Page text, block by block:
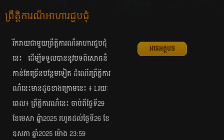
ព្រឹត្តិការណ៏អាហារជួបជុំ
រីករាយជាមួយព្រឹត្តិការណ៏អាហារជួបជុំ
នេះ​ ​ ដើម្បីទទួលបាននូវបទពិសោធន៏
កាន់តែច្រើនបន្ថែមទៀត​ ដំណើរព្រឹត្តិការ
ណ៏នេះមានដូចខាងក្រោមនេះ ៖ I.រយៈ
ពេល៖ ព្រឹត្តិការណ៏នេះ ចាប់ពីថ្ងៃទី29
ខែមេសា ឆ្នំា2025 រហូតដល់ថ្ងៃទី26 ខែ
ឧសភា ឆ្នាំ2025 ម៉ោង 23:59
អានអត្ថបទ